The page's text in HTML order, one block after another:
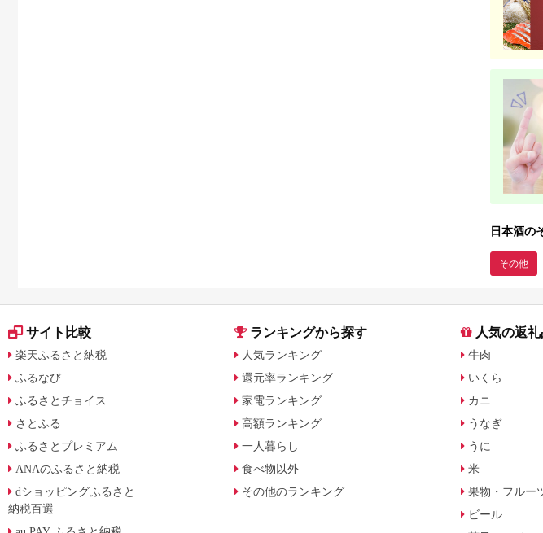
日本酒の
その他
サイト比較
楽天ふるさと納税
ふるなび
ふるさとチョイス
さとふる
ふるさとプレミアム
ANAのふるさと納税
dショッピングふるさと
納税百選
ランキングから探す
人気ランキング
還元率ランキング
家電ランキング
高額ランキング
一人暮らし
食べ物以外
その他のランキング
人気の返
牛肉
いくら
カニ
うなぎ
うに
米
果物・フルー
ビール